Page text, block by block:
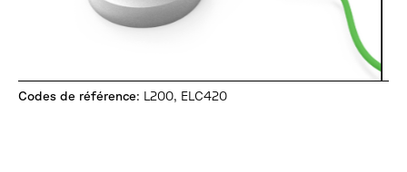
Codes de référence: L200, ELC420